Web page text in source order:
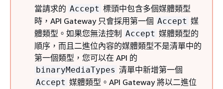
當請求的 Accept 標頭中包含多個媒體類型
時，API Gateway 只會採用第一個 Accept 媒
體類型。如果您無法控制 Accept 媒體類型的
順序，而且二進位內容的媒體類型不是清單中的
第一個類型，您可以在 API 的
binaryMediaTypes 清單中新增第一個
Accept 媒體類型。API Gateway 將以二進位